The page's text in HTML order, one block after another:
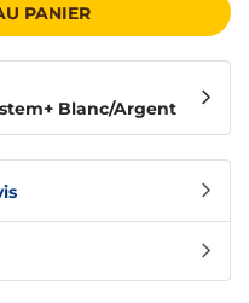
PANIER
Blanc/Argent